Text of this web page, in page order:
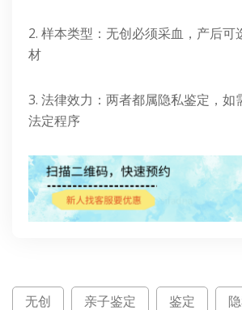
2. 样本类型：无创必须采血，产后可
材
3. 法律效力：两者都属隐私鉴定，如
法定程序
无创 亲子鉴定 鉴定